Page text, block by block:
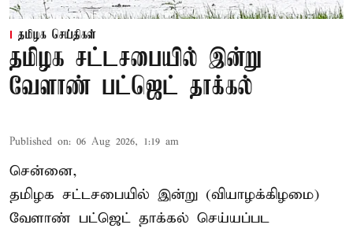
தமிழக செய்திகள்
தமிழக சட்டசபையில் இன்று
வேளாண் பட்ஜெட் தாக்கல்
Published on: 06 Aug 2026, 1:19 am
சென்னை,
தமிழக சட்டசபையில் இன்று (வியாழக்கிழமை)
வேளாண் பட்ஜெட் தாக்கல் செய்யப்பட